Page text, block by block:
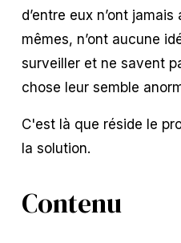
d’entre eux n’ont
mêmes, n’ont aucune
surveiller et ne savent
chose leur semble
C'est là que réside le
la solution.
Contenu